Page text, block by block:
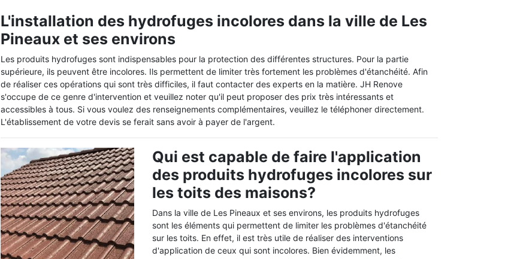
L'installation des hydrofuges incolores dans la ville de Les
Pineaux et ses environs
Les produits hydrofuges sont indispensables pour la protection des différentes structures. Pour la partie
supérieure, ils peuvent être incolores. Ils permettent de limiter très fortement les problèmes d'étanchéité. Afin
de réaliser ces opérations qui sont très difficiles, il faut contacter des experts en la matière. JH Renove
s'occupe de ce genre d'intervention et veuillez noter qu'il peut proposer des prix très intéressants et
accessibles à tous. Si vous voulez des renseignements complémentaires, veuillez le téléphoner directement.
L'établissement de votre devis se ferait sans avoir à payer de l'argent.
Qui est capable de faire l'application
des produits hydrofuges incolores sur
les toits des maisons?
Dans la ville de Les Pineaux et ses environs, les produits hydrofuges
sont les éléments qui permettent de limiter les problèmes d'étanchéité
sur les toits. En effet, il est très utile de réaliser des interventions
d'application de ceux qui sont incolores. Bien évidemment, les